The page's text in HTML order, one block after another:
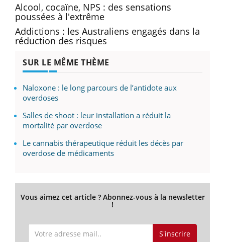
Alcool, cocaïne, NPS : des sensations
poussées à l'extrême
Addictions : les Australiens engagés dans la
réduction des risques
SUR LE MÊME THÈME
Naloxone : le long parcours de l’antidote aux
overdoses
Salles de shoot : leur installation a réduit la
mortalité par overdose
Le cannabis thérapeutique réduit les décès par
overdose de médicaments
Vous aimez cet article ? Abonnez-vous à la newsletter
!
S'inscrire